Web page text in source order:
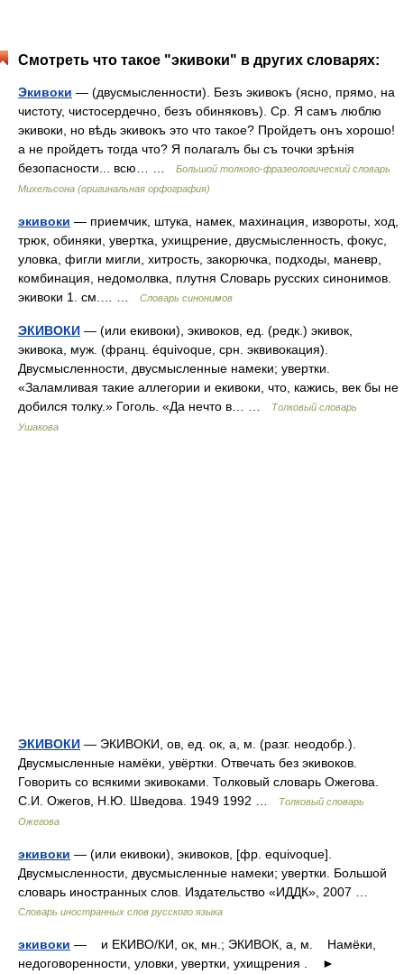
Смотреть что такое "экивоки" в других словарях:
Экивоки — (двусмысленности). Безъ экивокъ (ясно, прямо, на
чистоту, чистосердечно, безъ обиняковъ). Ср. Я самъ люблю
экивоки, но вѣдь экивокъ это что такое? Пройдетъ онъ хорошо!
а не пройдетъ тогда что? Я полагалъ бы съ точки зрѣнія
безопасности... всю… …
Большой толково-фразеологический словарь
Михельсона (оригинальная орфография)
экивоки — приемчик, штука, намек, махинация, извороты, ход,
трюк, обиняки, увертка, ухищрение, двусмысленность, фокус,
уловка, фигли мигли, хитрость, закорючка, подходы, маневр,
комбинация, недомолвка, плутня Словарь русских синонимов.
экивоки 1. см.… …
Словарь синонимов
ЭКИВОКИ — (или екивоки), экивоков, ед. (редк.) экивок,
экивока, муж. (франц. équivoque, срн. эквивокация).
Двусмысленности, двусмысленные намеки; увертки.
«Заламливая такие аллегории и екивоки, что, кажись, век бы не
добился толку.» Гоголь. «Да нечто в… …
Толковый словарь
Ушакова
ЭКИВОКИ — ЭКИВОКИ, ов, ед. ок, а, м. (разг. неодобр.).
Двусмысленные намёки, увёртки. Отвечать без экивоков.
Говорить со всякими экивоками. Толковый словарь Ожегова.
С.И. Ожегов, Н.Ю. Шведова. 1949 1992 …
Толковый словарь
Ожегова
экивоки — (или екивоки), экивоков, [фр. equivoque].
Двусмысленности, двусмысленные намеки; увертки. Большой
словарь иностранных слов. Издательство «ИДДК», 2007 …
Словарь иностранных слов русского языка
экивоки — и ЕКИВО/КИ, ок, мн.; ЭКИВОК, а, м. Намёки,
недоговоренности, уловки, увертки, ухищрения . ►